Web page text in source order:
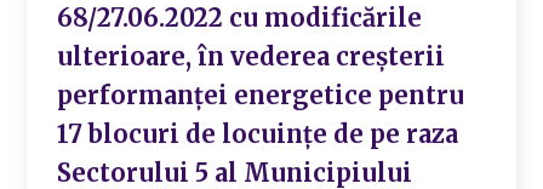
68/27.06.2022 cu modificările
ulterioare, în vederea creșterii
performanței energetice pentru
17 blocuri de locuințe de pe raza
Sectorului 5 al Municipiului